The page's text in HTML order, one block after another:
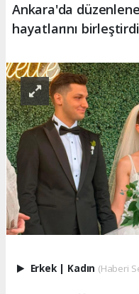
Ankara'da
hayatlarını
Erkek | Kadın (Haberi